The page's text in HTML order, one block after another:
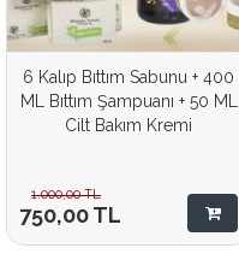
6 Kalıp Bıttım Sabunu + 400
ML Bıttım Şampuanı + 50 ML
Cilt Bakım Kremi
1.000,00TL
750,00TL